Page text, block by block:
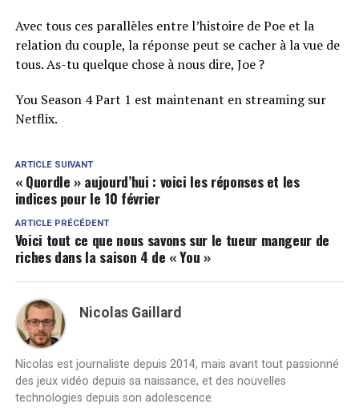
Avec tous ces parallèles entre l’histoire de Poe et la
relation du couple, la réponse peut se cacher à la vue de
tous. As-tu quelque chose à nous dire, Joe ?
You Season 4 Part 1 est maintenant en streaming sur
Netflix.
ARTICLE SUIVANT
« Quordle » aujourd’hui : voici les réponses et les
indices pour le 10 février
ARTICLE PRÉCÉDENT
Voici tout ce que nous savons sur le tueur mangeur de
riches dans la saison 4 de « You »
Nicolas Gaillard
Nicolas est journaliste depuis 2014, mais avant tout passionné
des jeux vidéo depuis sa naissance, et des nouvelles
technologies depuis son adolescence.